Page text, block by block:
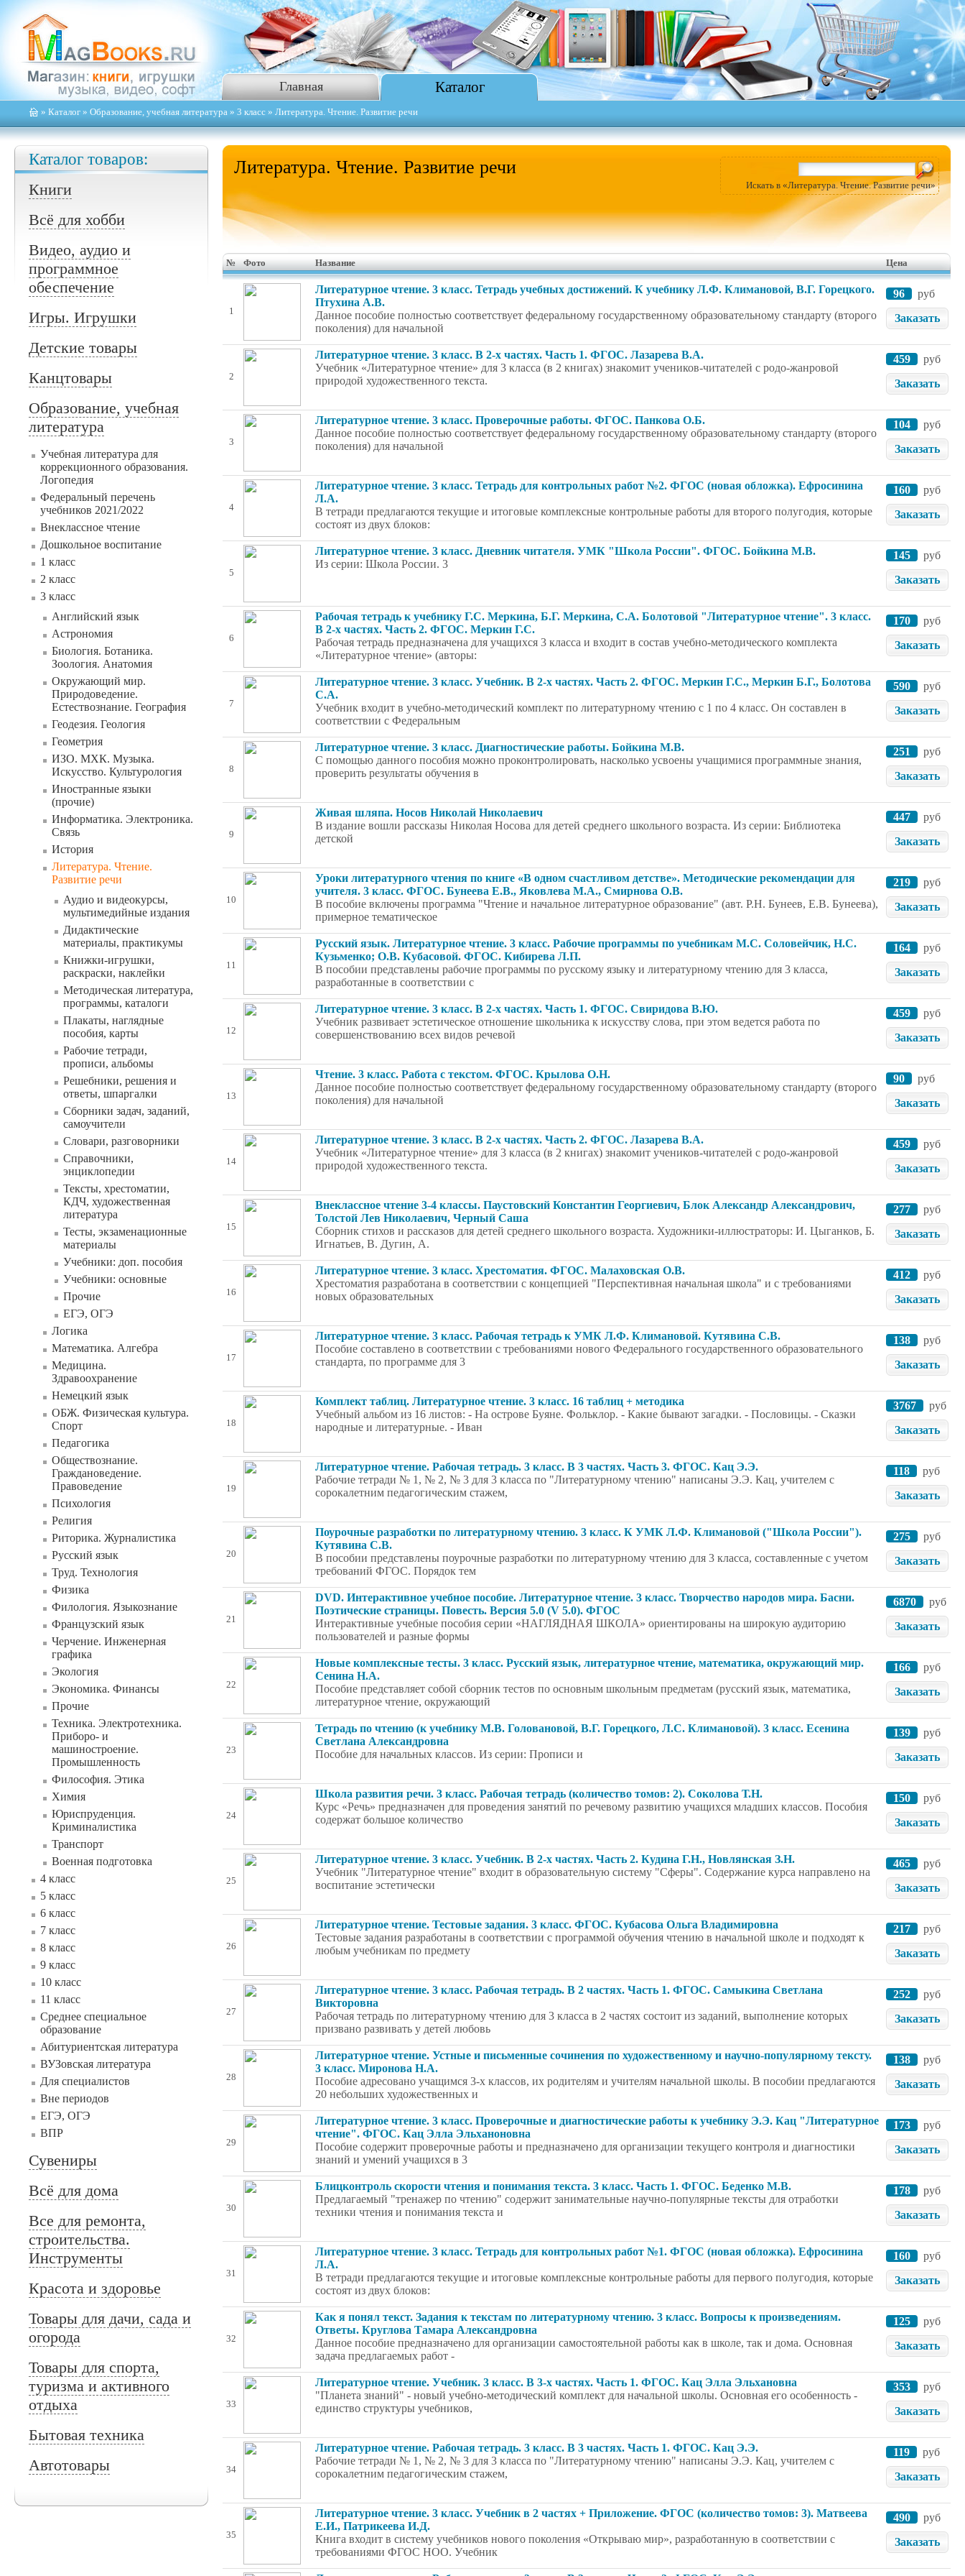
Главная Каталог
» Каталог » Образование, учебная литература » 3 класс » Литература. Чтение. Развитие речи
Каталог товаров:
Книги
Всё для хобби
Видео, аудио и
программное
обеспечение
Игры. Игрушки
Детские товары
Канцтовары
Образование, учебная
литература
Учебная литература для
коррекционного образования.
Логопедия
Федеральный перечень
учебников 2021/2022
Внеклассное чтение
Дошкольное воспитание
1 класс
2 класс
3 класс
Английский язык
Астрономия
Биология. Ботаника.
Зоология. Анатомия
Окружающий мир.
Природоведение.
Естествознание. География
Геодезия. Геология
Геометрия
ИЗО. МХК. Музыка.
Искусство. Культурология
Иностранные языки
(прочие)
Информатика. Электроника.
Связь
История
Литература. Чтение.
Развитие речи
Аудио и видеокурсы,
мультимедийные издания
Дидактические
материалы, практикумы
Книжки-игрушки,
раскраски, наклейки
Методическая литература,
программы, каталоги
Плакаты, наглядные
пособия, карты
Рабочие тетради,
прописи, альбомы
Решебники, решения и
ответы, шпаргалки
Сборники задач, заданий,
самоучители
Словари, разговорники
Справочники,
энциклопедии
Тексты, хрестоматии,
КДЧ, художественная
литература
Тесты, экзаменационные
материалы
Учебники: доп. пособия
Учебники: основные
Прочие
ЕГЭ, ОГЭ
Логика
Математика. Алгебра
Медицина.
Здравоохранение
Немецкий язык
ОБЖ. Физическая культура.
Спорт
Педагогика
Обществознание.
Граждановедение.
Правоведение
Психология
Религия
Риторика. Журналистика
Русский язык
Труд. Технология
Физика
Филология. Языкознание
Французский язык
Черчение. Инженерная
графика
Экология
Экономика. Финансы
Прочие
Техника. Электротехника.
Приборо- и
машиностроение.
Промышленность
Философия. Этика
Химия
Юриспруденция.
Криминалистика
Транспорт
Военная подготовка
4 класс
5 класс
6 класс
7 класс
8 класс
9 класс
10 класс
11 класс
Среднее специальное
образование
Абитуриентская литература
ВУЗовская литература
Для специалистов
Вне периодов
ЕГЭ, ОГЭ
ВПР
Сувениры
Всё для дома
Все для ремонта,
строительства.
Инструменты
Красота и здоровье
Товары для дачи, сада и
огорода
Товары для спорта,
туризма и активного
отдыха
Бытовая техника
Автотовары
Литература. Чтение. Развитие речи
Искать в «Литература. Чтение. Развитие речи»
№ Фото Название Цена
1
Литературное чтение. 3 класс. Тетрадь учебных достижений. К учебнику Л.Ф. Климановой, В.Г. Горецкого.
Птухина А.В.
Данное пособие полностью соответствует федеральному государственному образовательному стандарту (второго
поколения) для начальной
96
руб
Заказать
2
Литературное чтение. 3 класс. В 2-х частях. Часть 1. ФГОС. Лазарева В.А.
Учебник «Литературное чтение» для 3 класса (в 2 книгах) знакомит учеников-читателей с родо-жанровой
природой художественного текста.
459
руб
Заказать
3
Литературное чтение. 3 класс. Проверочные работы. ФГОС. Панкова О.Б.
Данное пособие полностью соответствует федеральному государственному образовательному стандарту (второго
поколения) для начальной
104
руб
Заказать
4
Литературное чтение. 3 класс. Тетрадь для контрольных работ №2. ФГОС (новая обложка). Ефросинина
Л.А.
В тетради предлагаются текущие и итоговые комплексные контрольные работы для второго полугодия, которые
состоят из двух блоков:
160
руб
Заказать
5
Литературное чтение. 3 класс. Дневник читателя. УМК "Школа России". ФГОС. Бойкина М.В.
Из серии: Школа России. 3
145
руб
Заказать
6
Рабочая тетрадь к учебнику Г.С. Меркина, Б.Г. Меркина, С.А. Болотовой "Литературное чтение". 3 класс.
В 2-х частях. Часть 2. ФГОС. Меркин Г.С.
Рабочая тетрадь предназначена для учащихся 3 класса и входит в состав учебно-методического комплекта
«Литературное чтение» (авторы:
170
руб
Заказать
7
Литературное чтение. 3 класс. Учебник. В 2-х частях. Часть 2. ФГОС. Меркин Г.С., Меркин Б.Г., Болотова
С.А.
Учебник входит в учебно-методический комплект по литературному чтению с 1 по 4 класс. Он составлен в
соответствии с Федеральным
590
руб
Заказать
8
Литературное чтение. 3 класс. Диагностические работы. Бойкина М.В.
С помощью данного пособия можно проконтролировать, насколько усвоены учащимися программные знания,
проверить результаты обучения в
251
руб
Заказать
9
Живая шляпа. Носов Николай Николаевич
В издание вошли рассказы Николая Носова для детей среднего школьного возраста. Из серии: Библиотека
детской
447
руб
Заказать
10
Уроки литературного чтения по книге «В одном счастливом детстве». Методические рекомендации для
учителя. 3 класс. ФГОС. Бунеева Е.В., Яковлева М.А., Смирнова О.В.
В пособие включены программа "Чтение и начальное литературное образование" (авт. Р.Н. Бунеев, Е.В. Бунеева),
примерное тематическое
219
руб
Заказать
11
Русский язык. Литературное чтение. 3 класс. Рабочие программы по учебникам М.С. Соловейчик, Н.С.
Кузьменко; О.В. Кубасовой. ФГОС. Кибирева Л.П.
В пособии представлены рабочие программы по русскому языку и литературному чтению для 3 класса,
разработанные в соответствии с
164
руб
Заказать
12
Литературное чтение. 3 класс. В 2-х частях. Часть 1. ФГОС. Свиридова В.Ю.
Учебник развивает эстетическое отношение школьника к искусству слова, при этом ведется работа по
совершенствованию всех видов речевой
459
руб
Заказать
13
Чтение. 3 класс. Работа с текстом. ФГОС. Крылова О.Н.
Данное пособие полностью соответствует федеральному государственному образовательному стандарту (второго
поколения) для начальной
90
руб
Заказать
14
Литературное чтение. 3 класс. В 2-х частях. Часть 2. ФГОС. Лазарева В.А.
Учебник «Литературное чтение» для 3 класса (в 2 книгах) знакомит учеников-читателей с родо-жанровой
природой художественного текста.
459
руб
Заказать
15
Внеклассное чтение 3-4 классы. Паустовский Константин Георгиевич, Блок Александр Александрович,
Толстой Лев Николаевич, Черный Саша
Сборник стихов и рассказов для детей среднего школьного возраста. Художники-иллюстраторы: И. Цыганков, Б.
Игнатьев, В. Дугин, А.
277
руб
Заказать
16
Литературное чтение. 3 класс. Хрестоматия. ФГОС. Малаховская О.В.
Хрестоматия разработана в соответствии с концепцией "Перспективная начальная школа" и с требованиями
новых образовательных
412
руб
Заказать
17
Литературное чтение. 3 класс. Рабочая тетрадь к УМК Л.Ф. Климановой. Кутявина С.В.
Пособие составлено в соответствии с требованиями нового Федерального государственного образовательного
стандарта, по программе для 3
138
руб
Заказать
18
Комплект таблиц. Литературное чтение. 3 класс. 16 таблиц + методика
Учебный альбом из 16 листов: - На острове Буяне. Фольклор. - Какие бывают загадки. - Пословицы. - Сказки
народные и литературные. - Иван
3767
руб
Заказать
19
Литературное чтение. Рабочая тетрадь. 3 класс. В 3 частях. Часть 3. ФГОС. Кац Э.Э.
Рабочие тетради № 1, № 2, № 3 для 3 класса по "Литературному чтению" написаны Э.Э. Кац, учителем с
сорокалетним педагогическим стажем,
118
руб
Заказать
20
Поурочные разработки по литературному чтению. 3 класс. К УМК Л.Ф. Климановой ("Школа России").
Кутявина С.В.
В пособии представлены поурочные разработки по литературному чтению для 3 класса, составленные с учетом
требований ФГОС. Порядок тем
275
руб
Заказать
21
DVD. Интерактивное учебное пособие. Литературное чтение. 3 класс. Творчество народов мира. Басни.
Поэтические страницы. Повесть. Версия 5.0 (V 5.0). ФГОС
Интерактивные учебные пособия серии «НАГЛЯДНАЯ ШКОЛА» ориентированы на широкую аудиторию
пользователей и разные формы
6870
руб
Заказать
22
Новые комплексные тесты. 3 класс. Русский язык, литературное чтение, математика, окружающий мир.
Сенина Н.А.
Пособие представляет собой сборник тестов по основным школьным предметам (русский язык, математика,
литературное чтение, окружающий
166
руб
Заказать
23
Тетрадь по чтению (к учебнику М.В. Головановой, В.Г. Горецкого, Л.С. Климановой). 3 класс. Есенина
Светлана Александровна
Пособие для начальных классов. Из серии: Прописи и
139
руб
Заказать
24
Школа развития речи. 3 класс. Рабочая тетрадь (количество томов: 2). Соколова Т.Н.
Курс «Речь» предназначен для проведения занятий по речевому развитию учащихся младших классов. Пособия
содержат большое количество
150
руб
Заказать
25
Литературное чтение. 3 класс. Учебник. В 2-х частях. Часть 2. Кудина Г.Н., Новлянская З.Н.
Учебник "Литературное чтение" входит в образовательную систему "Сферы". Содержание курса направлено на
воспитание эстетически
465
руб
Заказать
26
Литературное чтение. Тестовые задания. 3 класс. ФГОС. Кубасова Ольга Владимировна
Тестовые задания разработаны в соответствии с программой обучения чтению в начальной школе и подходят к
любым учебникам по предмету
217
руб
Заказать
27
Литературное чтение. 3 класс. Рабочая тетрадь. В 2 частях. Часть 1. ФГОС. Самыкина Светлана
Викторовна
Рабочая тетрадь по литературному чтению для 3 класса в 2 частях состоит из заданий, выполнение которых
призвано развивать у детей любовь
252
руб
Заказать
28
Литературное чтение. Устные и письменные сочинения по художественному и научно-популярному тексту.
3 класс. Миронова Н.А.
Пособие адресовано учащимся 3-х классов, их родителям и учителям начальной школы. В пособии предлагаются
20 небольших художественных и
138
руб
Заказать
29
Литературное чтение. 3 класс. Проверочные и диагностические работы к учебнику Э.Э. Кац "Литературное
чтение". ФГОС. Кац Элла Эльханоновна
Пособие содержит проверочные работы и предназначено для организации текущего контроля и диагностики
знаний и умений учащихся в 3
173
руб
Заказать
30
Блицконтроль скорости чтения и понимания текста. 3 класс. Часть 1. ФГОС. Беденко М.В.
Предлагаемый "тренажер по чтению" содержит занимательные научно-популярные тексты для отработки
техники чтения и понимания текста и
178
руб
Заказать
31
Литературное чтение. 3 класс. Тетрадь для контрольных работ №1. ФГОС (новая обложка). Ефросинина
Л.А.
В тетради предлагаются текущие и итоговые комплексные контрольные работы для первого полугодия, которые
состоят из двух блоков:
160
руб
Заказать
32
Как я понял текст. Задания к текстам по литературному чтению. 3 класс. Вопросы к произведениям.
Ответы. Круглова Тамара Александровна
Данное пособие предназначено для организации самостоятельной работы как в школе, так и дома. Основная
задача предлагаемых работ -
125
руб
Заказать
33
Литературное чтение. Учебник. 3 класс. В 3-х частях. Часть 1. ФГОС. Кац Элла Эльхановна
"Планета знаний" - новый учебно-методический комплект для начальной школы. Основная его особенность -
единство структуры учебников,
353
руб
Заказать
34
Литературное чтение. Рабочая тетрадь. 3 класс. В 3 частях. Часть 1. ФГОС. Кац Э.Э.
Рабочие тетради № 1, № 2, № 3 для 3 класса по "Литературному чтению" написаны Э.Э. Кац, учителем с
сорокалетним педагогическим стажем,
119
руб
Заказать
35
Литературное чтение. 3 класс. Учебник в 2 частях + Приложение. ФГОС (количество томов: 3). Матвеева
Е.И., Патрикеева И.Д.
Книга входит в систему учебников нового поколения «Открываю мир», разработанную в соответствии с
требованиями ФГОС НОО. Учебник
490
руб
Заказать